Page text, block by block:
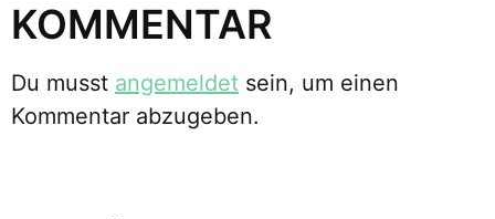
KOMMENTAR
Du musst angemeldet sein, um einen
Kommentar abzugeben.